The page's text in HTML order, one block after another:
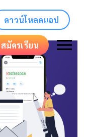
ดาวน์โหลดแอป
สมัครเรียน